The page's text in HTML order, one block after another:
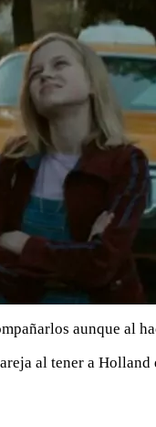
aunque al
al tener a